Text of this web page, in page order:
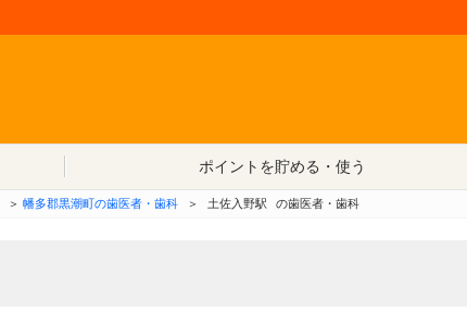
ポイントを貯める・使う
＞ 幡多郡黒潮町の歯医者・歯科 ＞ 土佐入野駅 の歯医者・歯科